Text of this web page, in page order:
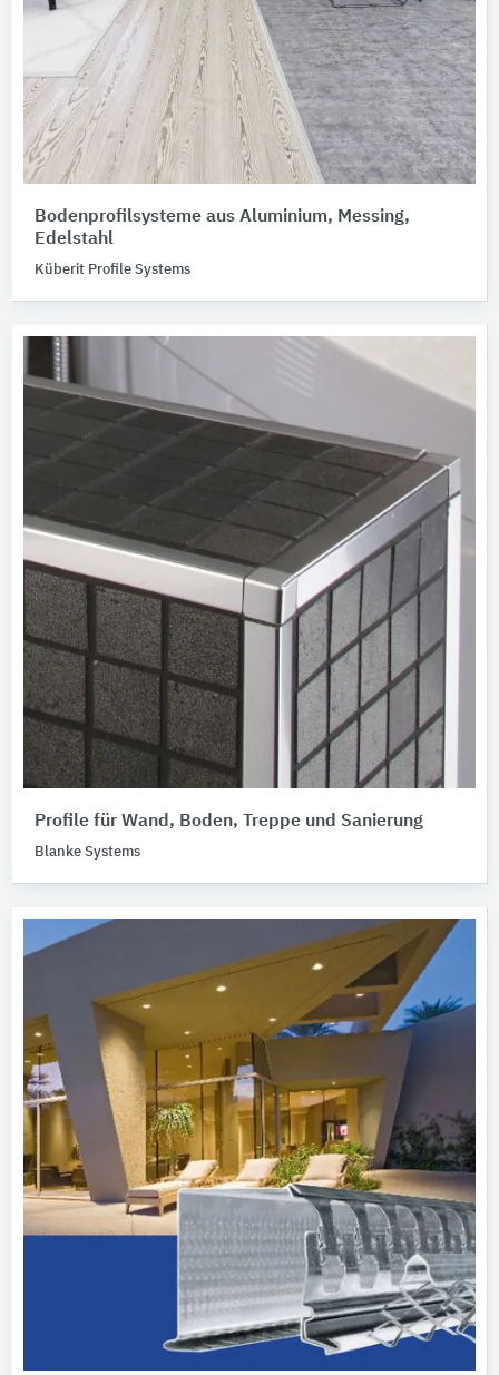
Bodenprofilsysteme aus Aluminium, Messing,
Edelstahl
Küberit Profile Systems
Profile für Wand, Boden, Treppe und Sanierung
Blanke Systems